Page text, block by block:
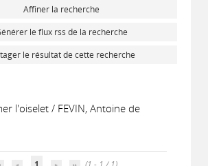
Affiner la recherche
le flux rss de la recherche
le résultat de cette recherche
l'oiselet / FEVIN, Antoine de